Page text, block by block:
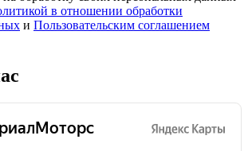
в отношении обработки
и Пользовательским соглашением